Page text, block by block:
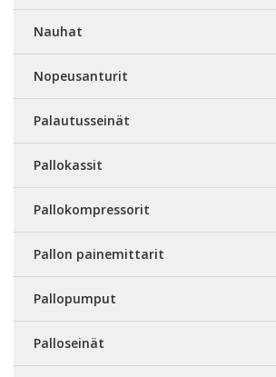
Nauhat
Nopeusanturit
Palautusseinät
Pallokassit
Pallokompressorit
Pallon painemittarit
Pallopumput
Palloseinät